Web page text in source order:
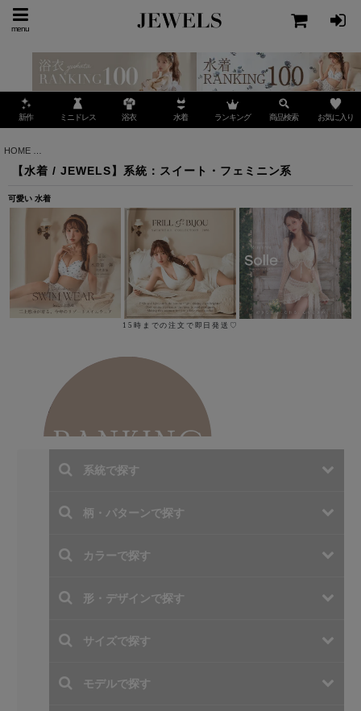
menu
新作 ミニドレス 浴衣 水着 ランキング 商品検索 お気に入り
HOME
【水着 / JEWELS】系統：スイート・フェミニン系
可愛い 水着